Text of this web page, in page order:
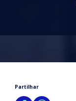
Partilhar